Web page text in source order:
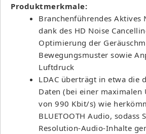
Produktmerkmale:
Branchenführendes Aktives
dank des HD Noise
Optimierung der
Bewegungsmuster sowie
Luftdruck
LDAC überträgt in etwa die
Daten (bei einer maximalen
von 990 Kbit/s) wie
BLUETOOTH Audio, sodass
Resolution-Audio-Inhalte